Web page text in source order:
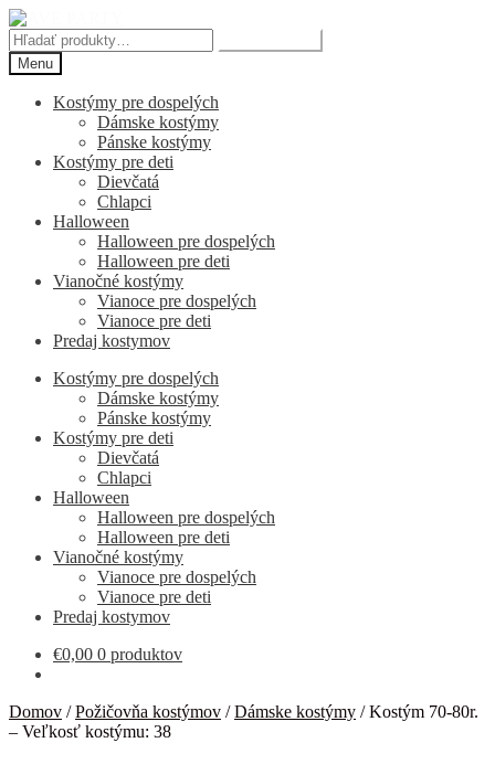
Preskočiť
na
navigáciu
Preskočiť
na
obsah
Hľadať:
Menu
Kostýmy pre dospelých
Dámske kostýmy
Pánske kostýmy
Kostýmy pre deti
Dievčatá
Chlapci
Halloween
Halloween pre dospelých
Halloween pre deti
Vianočné kostýmy
Vianoce pre dospelých
Vianoce pre deti
Predaj kostymov
Kostýmy pre dospelých
Dámske kostýmy
Pánske kostýmy
Kostýmy pre deti
Dievčatá
Chlapci
Halloween
Halloween pre dospelých
Halloween pre deti
Vianočné kostýmy
Vianoce pre dospelých
Vianoce pre deti
Predaj kostymov
€0,00 0 produktov
Domov /Požičovňa kostýmov /Dámske kostýmy /Kostým 70-80r.
– Veľkosť kostýmu: 38